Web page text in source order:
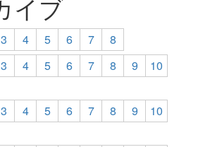
イブ
3 4 5 6 7
8
3 4 5 6 7 8 9
10
3 4 5 6 7 8 9
10